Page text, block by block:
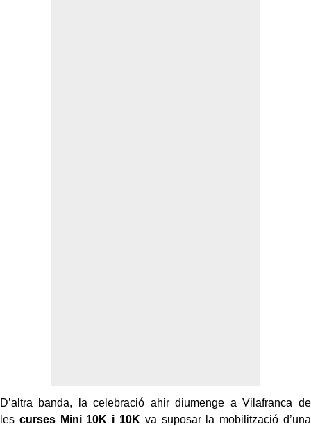
D’altra banda, la celebració ahir diumenge a Vilafranca de
les curses Mini 10K i 10K va suposar la mobilització d’una